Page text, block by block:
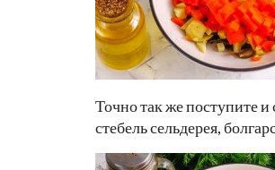
Точно так же поступите
стебель сельдерея,